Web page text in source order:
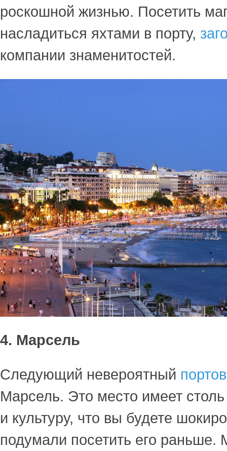
роскошной жизнью. Посетить
насладиться яхтами в порту,
компании знаменитостей.
4. Марсель
Следующий невероятный
Марсель. Это место имеет
и культуру, что вы будете
подумали посетить его